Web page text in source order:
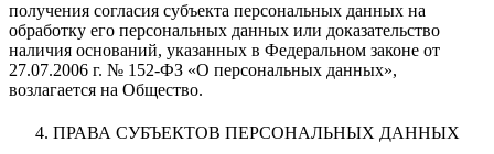
получения согласия субъекта персональных данных на
обработку его персональных данных или доказательство
наличия оснований, указанных в Федеральном законе от
27.07.2006 г. № 152-ФЗ «О персональных данных»,
возлагается на Общество.
4. ПРАВА СУБЪЕКТОВ ПЕРСОНАЛЬНЫХ ДАННЫХ